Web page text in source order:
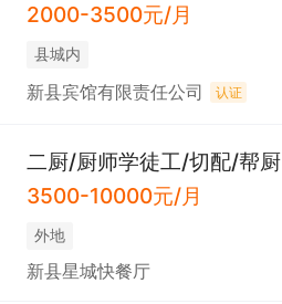
2000-3500元/月
县城内
新县宾馆有限责任公司 认证
二厨/厨师学徒工/切配/帮厨
3500-10000元/月
外地
新县星城快餐厅